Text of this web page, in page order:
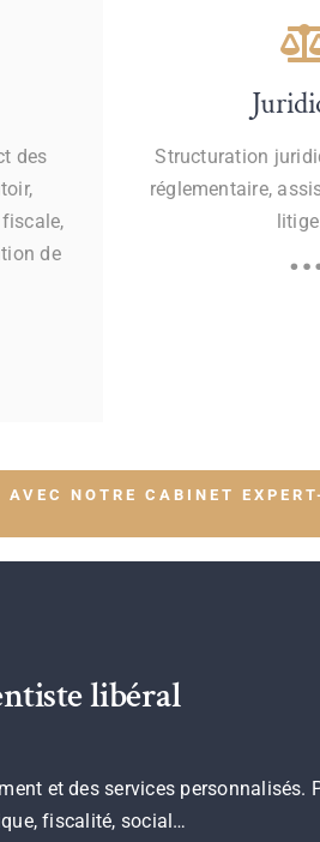
des
de
Structuration
réglementaire,
NOTRE CABINET
libéral
et des services personnalisés.
fiscalité, social…